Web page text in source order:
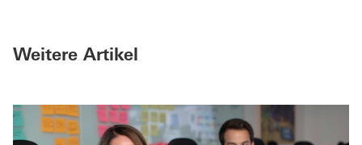
Weitere Artikel